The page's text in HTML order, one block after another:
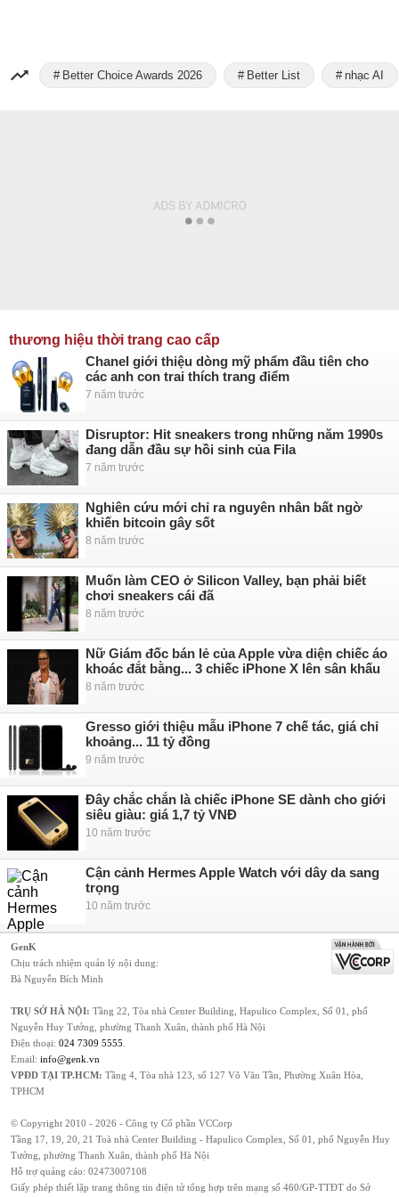
Better Choice Awards 2026 Better List nhạc AI
thương hiệu thời trang cao cấp
Chanel giới thiệu dòng mỹ phẩm đầu tiên cho
các anh con trai thích trang điểm
7 năm trước
Disruptor: Hit sneakers trong những năm 1990s
đang dẫn đầu sự hồi sinh của Fila
7 năm trước
Nghiên cứu mới chỉ ra nguyên nhân bất ngờ
khiến bitcoin gây sốt
8 năm trước
Muốn làm CEO ở Silicon Valley, bạn phải biết
chơi sneakers cái đã
8 năm trước
Nữ Giám đốc bán lẻ của Apple vừa diện chiếc áo
khoác đắt bằng... 3 chiếc iPhone X lên sân khấu
8 năm trước
Gresso giới thiệu mẫu iPhone 7 chế tác, giá chỉ
khoảng... 11 tỷ đồng
9 năm trước
Đây chắc chắn là chiếc iPhone SE dành cho giới
siêu giàu: giá 1,7 tỷ VNĐ
10 năm trước
Cận cảnh Hermes Apple Watch với dây da sang
trọng
10 năm trước
GenK
Chịu trách nhiệm quản lý nội dung:
Bà Nguyễn Bích Minh
TRỤ SỞ HÀ NỘI: Tầng 22, Tòa nhà Center Building, Hapulico Complex, Số 01, phố
Nguyễn Huy Tưởng, phường Thanh Xuân, thành phố Hà Nội
Điện thoại: 024 7309 5555
Email: info@genk.vn
VPĐD TẠI TP.HCM: Tầng 4, Tòa nhà 123, số 127 Võ Văn Tần, Phường Xuân Hòa,
TPHCM
© Copyright 2010 - 2026 - Công ty Cổ phần VCCorp
Tầng 17, 19, 20, 21 Toà nhà Center Building - Hapulico Complex, Số 01, phố Nguyễn Huy
Tưởng, phường Thanh Xuân, thành phố Hà Nội
Hỗ trợ quảng cáo: 02473007108
Giấy phép thiết lập trang thông tin điện tử tổng hợp trên mạng số 460/GP-TTĐT do Sở